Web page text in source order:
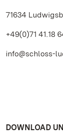
71634
+49(0)71 41.18
info@schloss-
DOWNLOAD